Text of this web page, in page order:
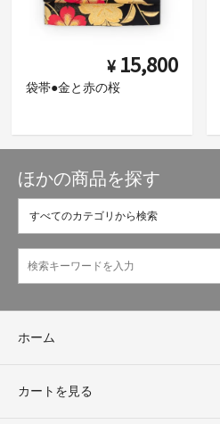
¥ 15,800
袋帯●金と赤の桜
ほかの商品を探す
ホーム
カートを見る